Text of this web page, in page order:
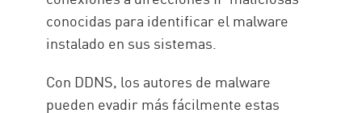
conocidas para identificar el malware
instalado en sus sistemas.
Con DDNS, los autores de malware
pueden evadir más fácilmente estas